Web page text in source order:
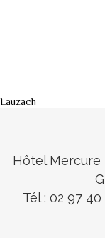
Lauzach
Hôtel Mercure
Tél : 02 97 40